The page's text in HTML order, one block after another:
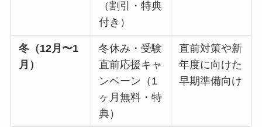
（割引・特典
付き）
冬（12月〜1
月）
冬休み・受験
直前応援キャ
ンペーン（1
ヶ月無料・特
典）
直前対策や新
年度に向けた
早期準備向け